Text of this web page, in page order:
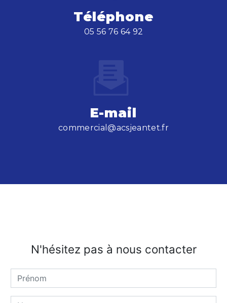
Téléphone
05 56 76 64 92
E-mail
commercial@acsjeantet.fr
N'hésitez pas à nous contacter